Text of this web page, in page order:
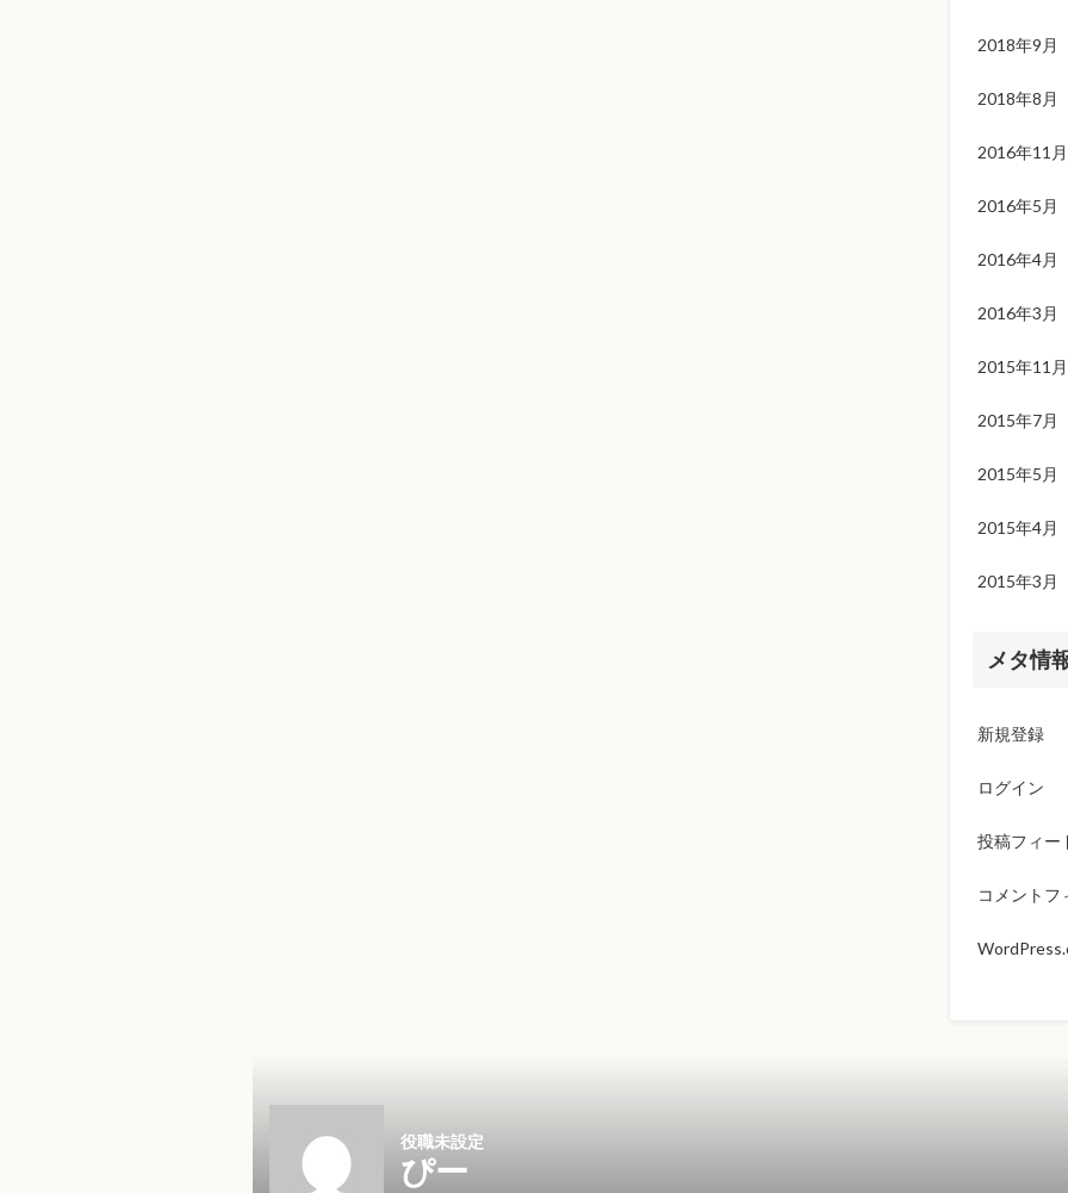
2018年9月
2018年8月
2016年11月
2016年5月
2016年4月
2016年3月
2015年11月
2015年7月
2015年5月
2015年4月
2015年3月
メタ情
新規登録
ログイン
投稿フィー
コメントフ
役職未設定
ぴー